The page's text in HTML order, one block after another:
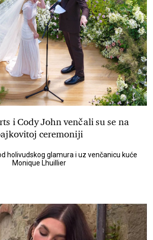
i Cody John venčali su se na
ceremoniji
holivudskog glamura i uz venčanicu kuće
Monique Lhuillier